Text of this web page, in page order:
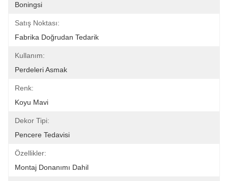
Boningsi
Satış Noktası:
Fabrika Doğrudan Tedarik
Kullanım:
Perdeleri Asmak
Renk:
Koyu Mavi
Dekor Tipi:
Pencere Tedavisi
Özellikler:
Montaj Donanımı Dahil